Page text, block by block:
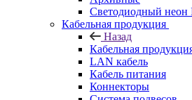
Светодиодный неон
Кабельная продукция
Назад
Кабельная
LAN кабель
Кабель питания
Коннекторы